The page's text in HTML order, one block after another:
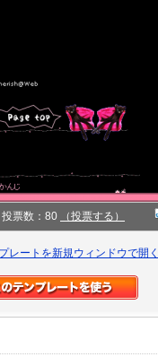
投票数：80 （投票する）
レートを新規ウィンドウで開